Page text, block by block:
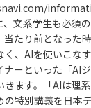
文系学生も必須の
たり前となった
、AIを使いこな
ーといった「AI
きます。「AIは理
の特別講義を日本